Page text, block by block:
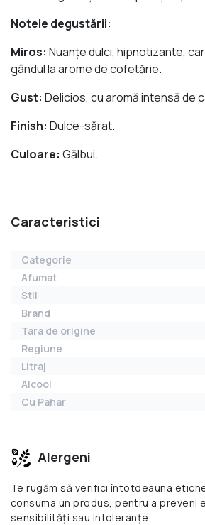
Notele degustării:
Miros: Nuanţe dulci, hipnotizante,
gândul la arome de cofetărie.
Gust: Delicios, cu aromă intensă de
Finish: Dulce-sărat.
Culoare: Gălbui.
Caracteristici
Categorie
Afumat
Stil
Brand
Tara de origine
Regiune
Litraj
Alcool
Cu Pahar
Alergeni
Te rugăm să verifici întotdeauna
consuma un produs, pentru a preveni
sensibilități sau intoleranțe.